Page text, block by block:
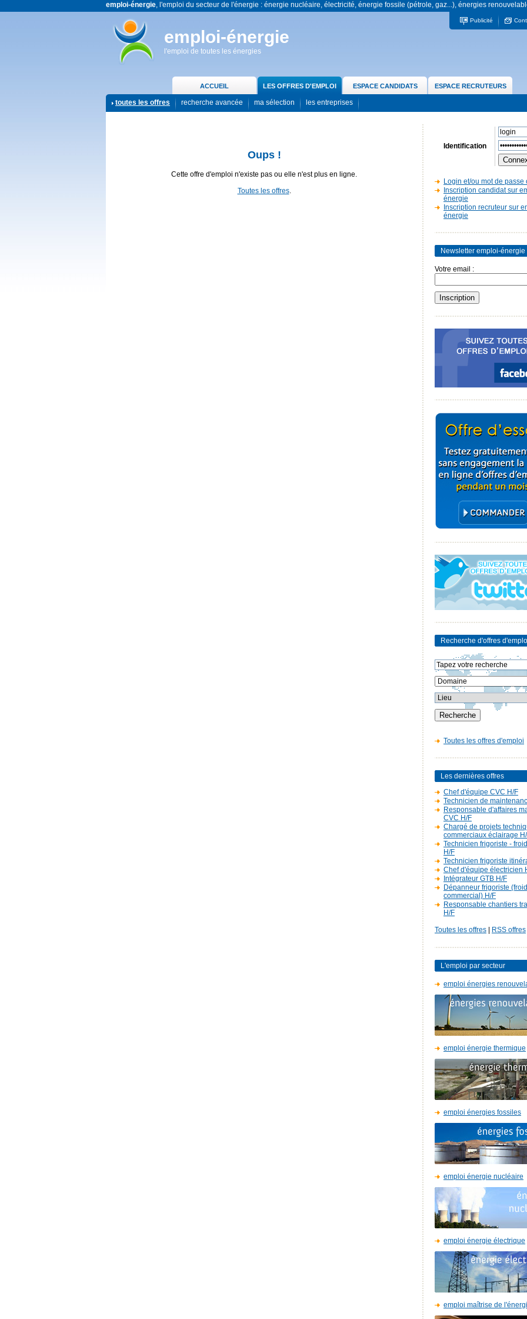
emploi-énergie, l'emploi du secteur de l'énergie : énergie nucléaire, électricité, énergie fossile (pétrole, gaz...), énergies
emploi-énergie
l'emploi de toutes les énergies
Publicité
ACCUEIL LES OFFRES D'EMPLOI ESPACE CANDIDATS ESPACE RECRUTEURS
toutes les offres recherche avancée ma sélection les entreprises
Oups !
Cette offre d'emploi n'existe pas ou elle n'est plus en ligne.
Toutes les offres.
Identification
Login et/ou mot de passe
Inscription candidat sur
énergie
Inscription recruteur sur
énergie
Newsletter emploi-énergie
Votre email :
Recherche d'offres
Toutes les offres d'emploi
Les dernières offres
Chef d'équipe CVC H/F
Technicien de
Responsable d'affaires
CVC H/F
Chargé de projets
commerciaux éclairage
Technicien frigoriste -
H/F
Technicien frigoriste
Chef d'équipe électricien
Intégrateur GTB H/F
Dépanneur frigoriste (froid
commercial) H/F
Responsable chantiers
H/F
Toutes les offres RSS offres
L'emploi par secteur
emploi énergies
emploi énergie thermique
emploi énergies fossiles
emploi énergie nucléaire
emploi énergie électrique
emploi maîtrise de